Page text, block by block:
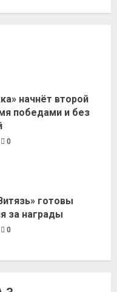
начнёт второй
победами и без
0
готовы
за награды
0